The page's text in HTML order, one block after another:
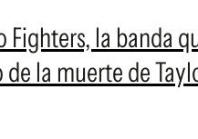
Fighters, la banda
la muerte de